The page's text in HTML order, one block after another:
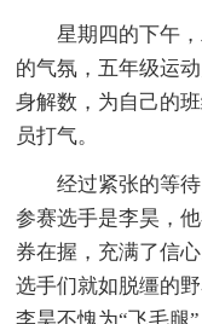
星期四的下午
的气氛，五年级运
身解数，为自己的
员打气。
经过紧张的等
参赛选手是李昊，
券在握，充满了信
选手们就如脱缰的